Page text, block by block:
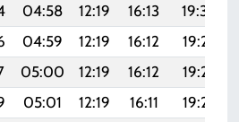
04:58 12:19 16:13 19:30
04:59 12:19 16:12 19:29
05:00 12:19 16:12 19:28
05:01 12:19 16:11 19:27